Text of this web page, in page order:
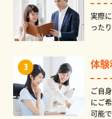
実際
った
体
ご自
にご
可能で